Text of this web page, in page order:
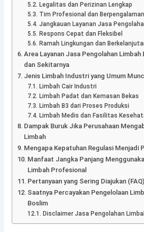
Legalitas dan Perizinan Lengkap
Tim Profesional dan Berpengalaman
Jangkauan Layanan Jasa
Respons Cepat dan Fleksibel
Ramah Lingkungan dan
Area Layanan Jasa Pengolahan Limbah
dan Sekitarnya
Jenis Limbah Industri yang Umum
Limbah Cair Industri
Limbah Padat dan Kemasan Bekas
Limbah B3 dari Proses Produksi
Limbah Medis dan Fasilitas
Dampak Buruk Jika Perusahaan
Limbah
Mengapa Kepatuhan Regulasi Menjadi
Manfaat Jangka Panjang
Limbah Profesional
Pertanyaan yang Sering Diajukan (FAQ)
Saatnya Percayakan Pengelolaan
Boslim
Disclaimer Jasa Pengolahan